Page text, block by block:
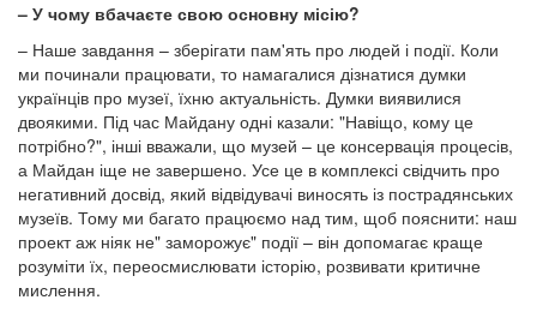
– У чому вбачаєте свою основну місію?
– Наше завдання – зберігати пам'ять про людей і події. Коли
ми починали працювати, то намагалися дізнатися думки
українців про музеї, їхню актуальність. Думки виявилися
двоякими. Під час Майдану одні казали: "Навіщо, кому це
потрібно?", інші вважали, що музей – це консервація процесів,
а Майдан іще не завершено. Усе це в комплексі свідчить про
негативний досвід, який відвідувачі виносять із пострадянських
музеїв. Тому ми багато працюємо над тим, щоб пояснити: наш
проект аж ніяк не" заморожує" події – він допомагає краще
розуміти їх, переосмислювати історію, розвивати критичне
мислення.